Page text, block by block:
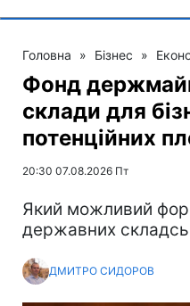
Головна » Бізнес »
Фонд
склади для
потенційних
20:30 07.08.2026 Пт
Який можливий
державних
ДМИТРО СИДОРОВ